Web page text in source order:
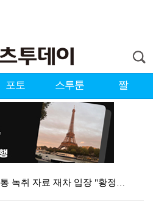
포토 스투툰 짤
폭로녀 A 씨, 77통 녹취 자료 재차 입장 "황정민은…